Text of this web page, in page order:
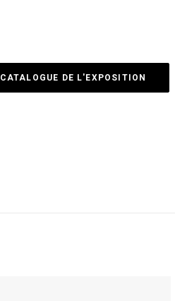
CATALOGUE DE L'EXPOSITION